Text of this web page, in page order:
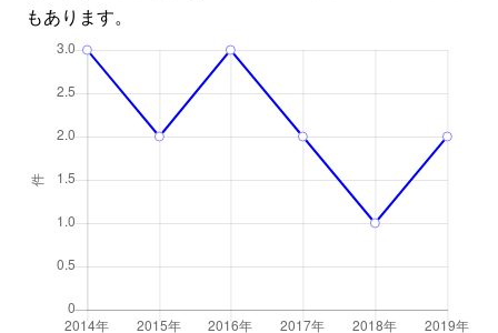
もあります。